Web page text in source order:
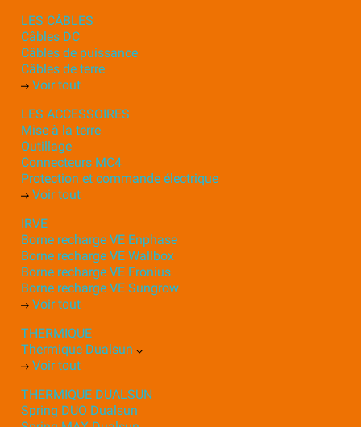
LES CÂBLES
Câbles DC
Câbles de puissance
Câbles de terre
Voir tout
LES ACCESSOIRES
Mise à la terre
Outillage
Connecteurs MC4
Protection et commande électrique
Voir tout
IRVE
Borne recharge VE Enphase
Borne recharge VE Wallbox
Borne recharge VE Fronius
Borne recharge VE Sungrow
Voir tout
THERMIQUE
Thermique Dualsun
Voir tout
THERMIQUE DUALSUN
Spring DUO Dualsun